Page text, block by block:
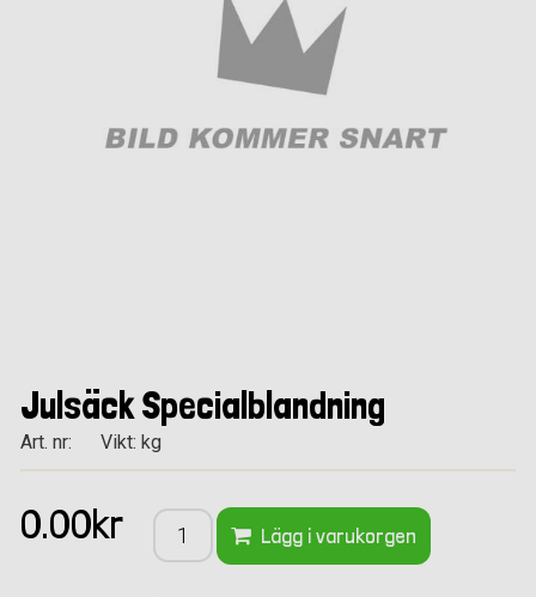
Julsäck Specialblandning
Art. nr: Vikt: kg
0.00kr Lägg i varukorgen